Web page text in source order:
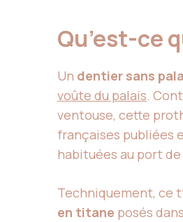
Qu’est-ce
Un dentier sans
voûte du palais.
ventouse, cette
françaises publiées
habituées au port
Techniquement, ce
en titane posés